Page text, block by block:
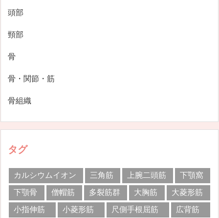
頭部
頸部
骨
骨・関節・筋
骨組織
タグ
カルシウムイオン 三角筋 上腕二頭筋
下顎窩
下顎骨
僧帽筋 多裂筋群 大胸筋
大菱形筋
小指伸筋
小菱形筋 尺側手根屈筋
広背筋